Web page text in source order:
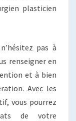
plasticien
pas à
renseigner en
et à bien
Avec les
vous pourrez
de votre